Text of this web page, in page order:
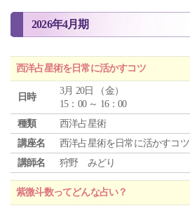
2026年4月期
西洋占星術を日常に活かすコツ
日時
3月 20日 （金）
15：00 ～ 16：00
種類
西洋占星術
講座名
西洋占星術を日常に活かすコツ
講師名
狩野 みどり
紫微斗数ってどんな占い？